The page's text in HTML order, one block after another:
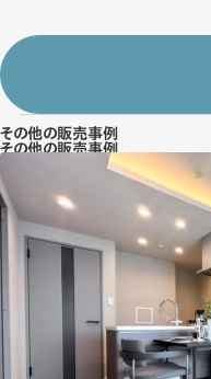
その他の販売事例
その他の販売事例
東京都新宿区四谷 1LDK＋WIC